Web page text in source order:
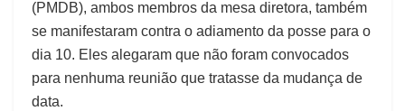
(PMDB), ambos membros da mesa diretora, também
se manifestaram contra o adiamento da posse para o
dia 10. Eles alegaram que não foram convocados
para nenhuma reunião que tratasse da mudança de
data.